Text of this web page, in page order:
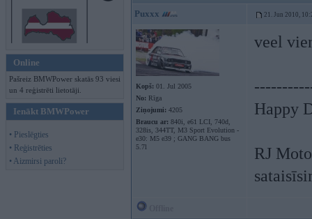
Online
Pašreiz BMWPower skatās 93 viesi
un 4 reģistrēti lietotāji.
Ienākt BMWPower
• Pieslēgties
• Reģistrēties
• Aizmirsi paroli?
Puxxx 21. Jun 2010,
Kopš: 01. Jul 2005
No: Rīga
Ziņojumi: 4205
Braucu ar: 840i, e61 LCI, 740d,
328is, 344TT, M3 Sport Evolution -
e30: M5 e39 ; GANG BANG bus
5.7l
veel
Happy
RJ